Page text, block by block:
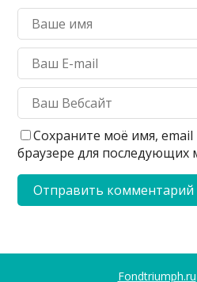
Сохраните моё имя, email
браузере для
Fondtriumph.ru